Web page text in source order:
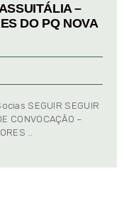
–
DO PQ NOVA
SEGUIR SEGUIR
CONVOCAÇÃO –
…